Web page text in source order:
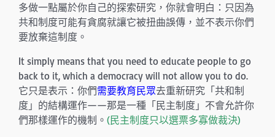
多做一點屬於你自己的探索研究，你就會明白：只因為
共和制度可能有貪腐就讓它被扭曲誤傳，並不表示你們
要放棄這制度。
It simply means that you need to educate people to go
back to it, which a democracy will not allow you to do.
它只是表示：你們需要教育民眾去重新研究「共和制
度」的結構運作——那是一種「民主制度」不會允許你
們那樣運作的機制。 (民主制度只以選票多寡做裁決)